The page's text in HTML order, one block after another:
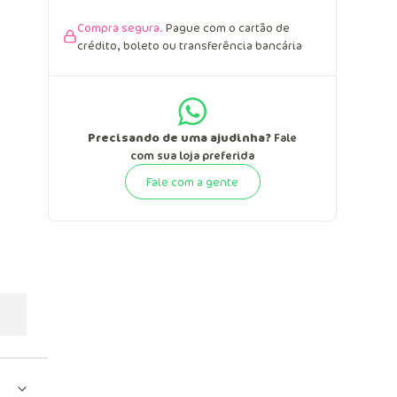
Compra segura. Pague com o cartão de
crédito, boleto ou transferência bancária
Precisando de uma ajudinha? Fale
com sua loja preferida
Fale com a gente